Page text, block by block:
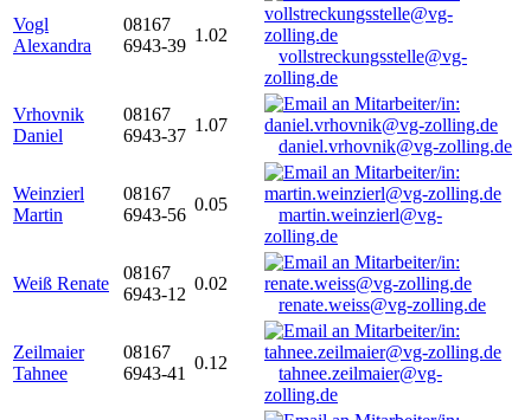
Vogl
Alexandra
08167
6943-39
1.02
vollstreckungsstelle@vg-
zolling.de
Vrhovnik
Daniel
08167
6943-37
1.07
daniel.vrhovnik@vg-zolling.de
Weinzierl
Martin
08167
6943-56
0.05
martin.weinzierl@vg-
zolling.de
Weiß Renate
08167
6943-12
0.02
renate.weiss@vg-zolling.de
Zeilmaier
Tahnee
08167
6943-41
0.12
tahnee.zeilmaier@vg-
zolling.de